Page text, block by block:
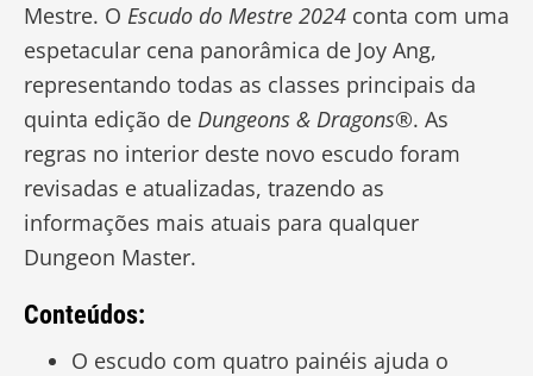
Mestre. O Escudo do Mestre 2024 conta com uma
espetacular cena panorâmica de Joy Ang,
representando todas as classes principais da
quinta edição de Dungeons & Dragons®. As
regras no interior deste novo escudo foram
revisadas e atualizadas, trazendo as
informações mais atuais para qualquer
Dungeon Master.
Conteúdos:
O escudo com quatro painéis ajuda o